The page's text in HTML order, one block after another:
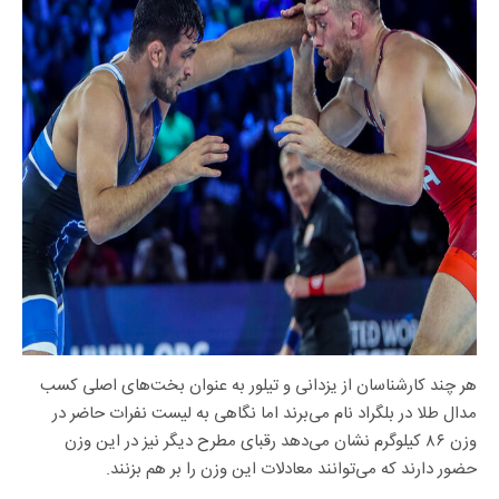
هر چند کارشناسان از یزدانی و تیلور به عنوان بخت‌های اصلی کسب
مدال طلا در بلگراد نام می‌برند اما نگاهی به لیست نفرات حاضر در
وزن ۸۶ کیلوگرم نشان می‌دهد رقبای مطرح دیگر نیز در این وزن
حضور دارند که می‌توانند معادلات این وزن را بر هم بزنند.